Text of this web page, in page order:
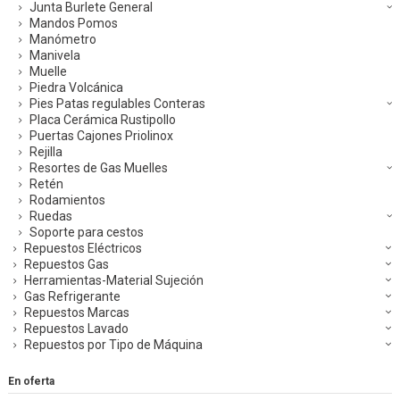
Junta Burlete General
Mandos Pomos
Manómetro
Manivela
Muelle
Piedra Volcánica
Pies Patas regulables Conteras
Placa Cerámica Rustipollo
Puertas Cajones Priolinox
Rejilla
Resortes de Gas Muelles
Retén
Rodamientos
Ruedas
Soporte para cestos
Repuestos Eléctricos
Repuestos Gas
Herramientas-Material Sujeción
Gas Refrigerante
Repuestos Marcas
Repuestos Lavado
Repuestos por Tipo de Máquina
En oferta